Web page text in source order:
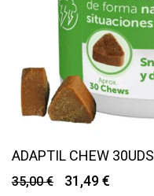
ADAPTIL CHEW 30UDS
35,00 € 31,49 €